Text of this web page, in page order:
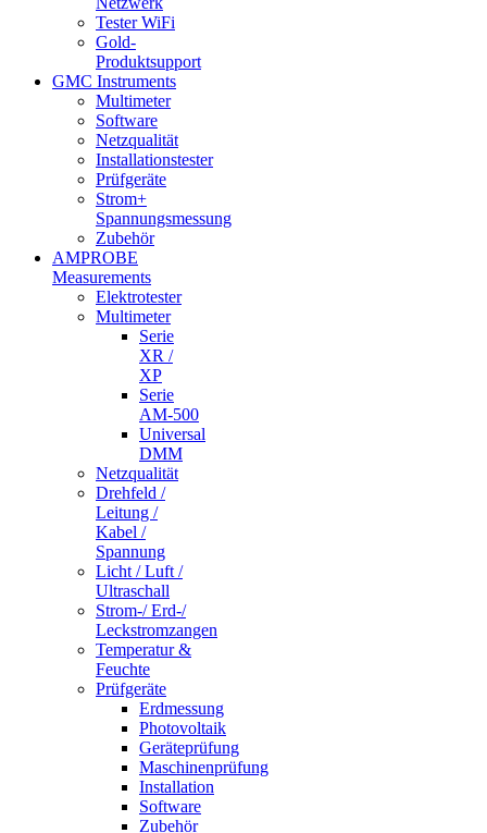
Tester WiFi
Gold-
Produktsupport
GMC Instruments
Multimeter
Software
Netzqualität
Installationstester
Prüfgeräte
Strom+
Spannungsmessung
Zubehör
AMPROBE
Measurements
Elektrotester
Multimeter
Serie
XR /
XP
Serie
AM-500
Universal
DMM
Netzqualität
Drehfeld /
Leitung /
Kabel /
Spannung
Licht / Luft /
Ultraschall
Strom-/ Erd-/
Leckstromzangen
Temperatur &
Feuchte
Prüfgeräte
Erdmessung
Photovoltaik
Geräteprüfung
Maschinenprüfung
Installation
Software
Zubehör